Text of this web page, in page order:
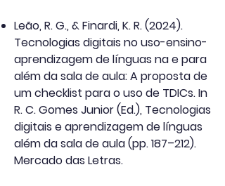
Leão, R. G., & Finardi, K. R. (2024).
Tecnologias digitais no uso-ensino-
aprendizagem de línguas na e para
além da sala de aula: A proposta de
um checklist para o uso de TDICs. In
R. C. Gomes Junior (Ed.), Tecnologias
digitais e aprendizagem de línguas
além da sala de aula (pp. 187–212).
Mercado das Letras.